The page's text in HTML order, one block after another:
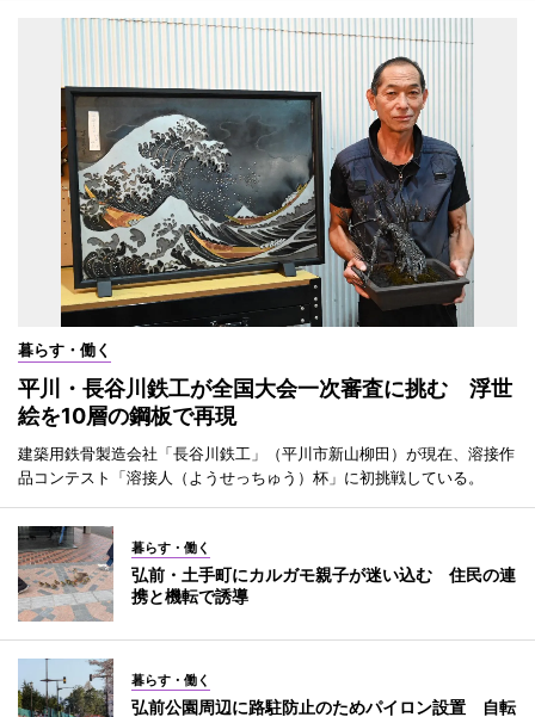
暮らす・働く
平川・長谷川鉄工が全国大会一次審査に挑む 浮世
絵を10層の鋼板で再現
建築用鉄骨製造会社「長谷川鉄工」（平川市新山柳田）が現在、溶接作
品コンテスト「溶接人（ようせっちゅう）杯」に初挑戦している。
暮らす・働く
弘前・土手町にカルガモ親子が迷い込む 住民の連
携と機転で誘導
暮らす・働く
弘前公園周辺に路駐防止のためパイロン設置 自転